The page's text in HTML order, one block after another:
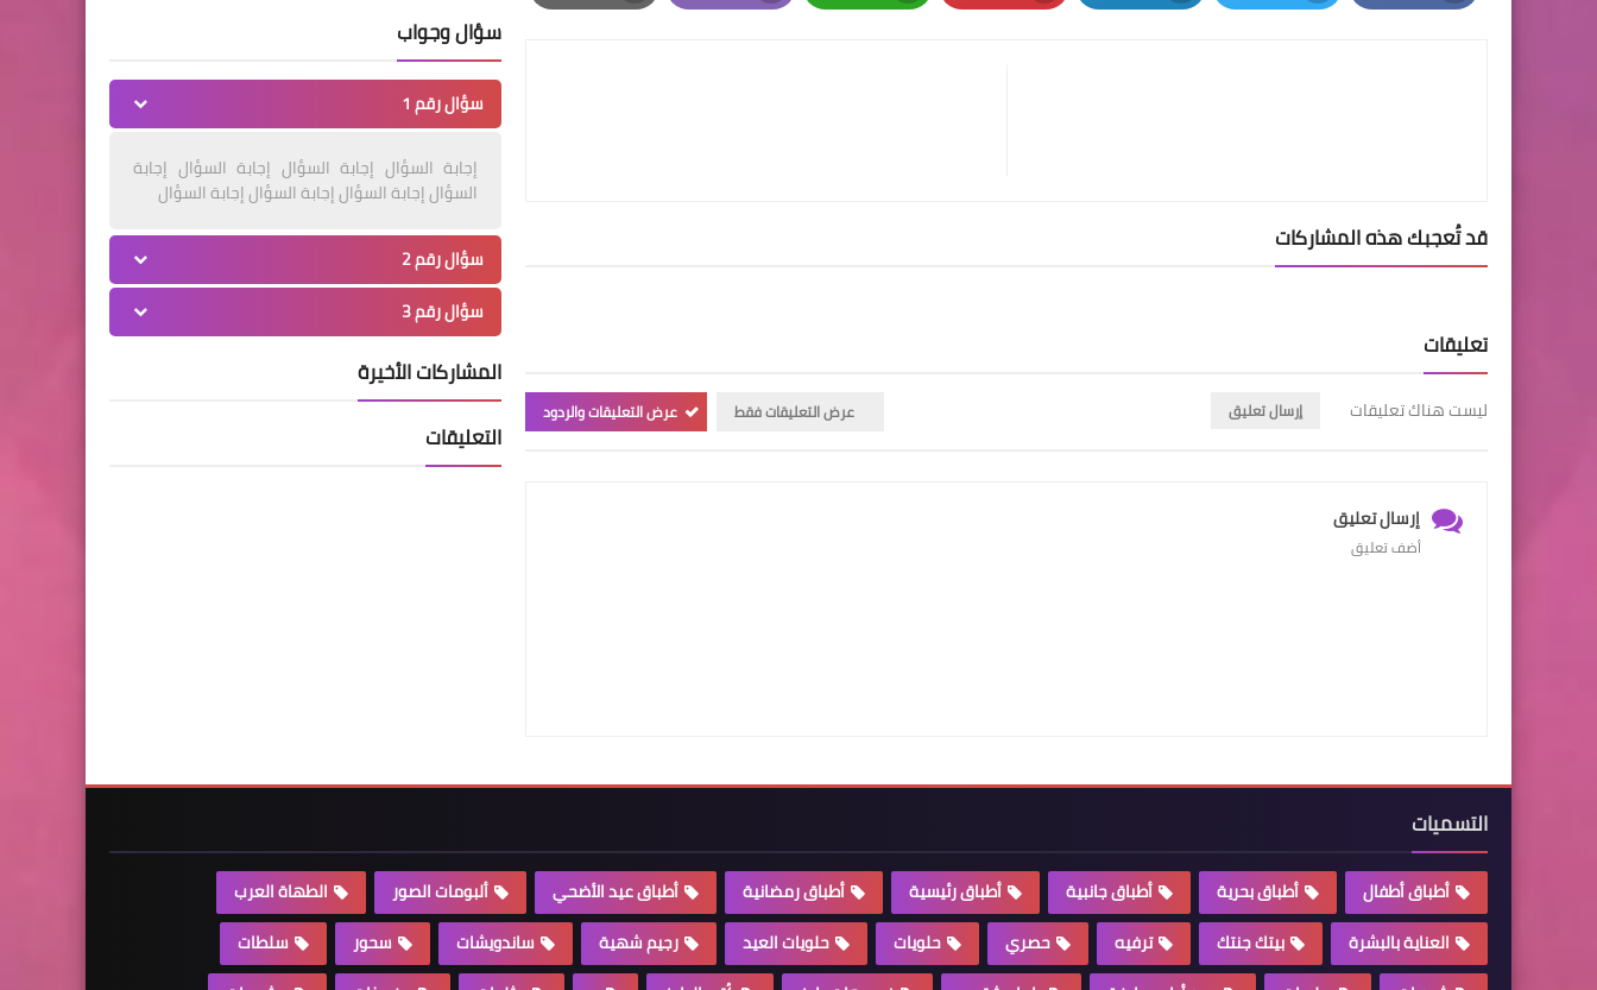
Facebook
Twitter
LinkedIn
Pinterest
Whatsapp
Email
Print
قد تُعجبك هذه المشاركات
تعليقات
ليست هناك تعليقات إرسال تعليق عرض التعليقات فقط عرض التعليقات والردود
إرسال تعليق
أضف تعليق
سؤال وجواب
سؤال رقم 1
إجابة السؤال إجابة السؤال إجابة السؤال إجابة
السؤال إجابة السؤال إجابة السؤال إجابة السؤال
سؤال رقم 2
سؤال رقم 3
المشاركات الأخيرة
التعليقات
التسميات
أطباق أطفال أطباق بحرية أطباق جانبية أطباق رئيسية أطباق رمضانية أطباق عيد الأضحي ألبومات الصور
الطهاة العرب
العناية بالبشرة
بيتك جنتك ترفيه حصري حلويات حلويات العيد رجيم شهية ساندويشات سحور
سلطات